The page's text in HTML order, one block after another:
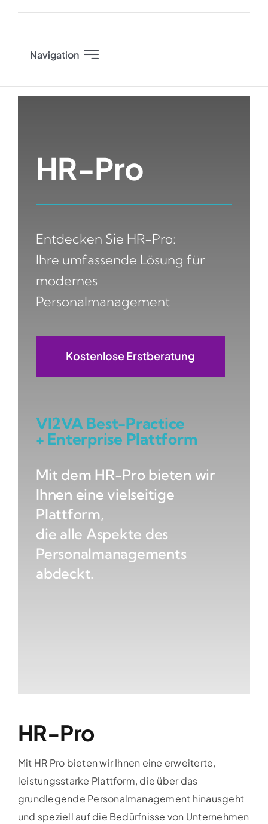
Navigation
Start
Solutions
Atlassian Plattform
HR-Pro
Entdecken Sie HR-Pro:
Ihre umfassende Lösung für
modernes
Personalmanagement​
Kostenlose Erstberatung
VI2VA Best-Practice
+ Enterprise Plattform
Mit dem HR-Pro bieten wir
Ihnen eine vielseitige
Plattform,
die alle Aspekte des
Personalmanagements
abdeckt.
HR-Pro
Mit HR Pro bieten wir Ihnen eine erweiterte,
leistungsstarke Plattform, die über das
grundlegende Personalmanagement hinausgeht
und speziell auf die Bedürfnisse von Unternehmen